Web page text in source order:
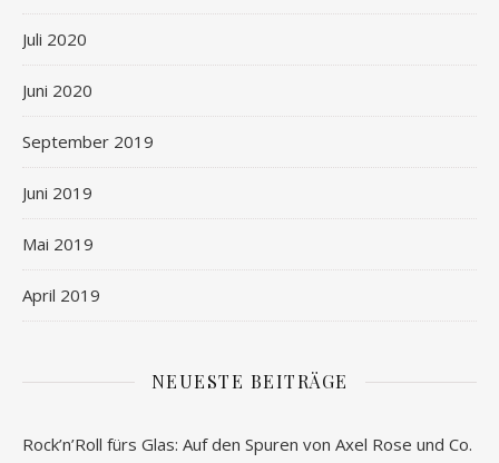
Juli 2020
Juni 2020
September 2019
Juni 2019
Mai 2019
April 2019
NEUESTE BEITRÄGE
Rock’n’Roll fürs Glas: Auf den Spuren von Axel Rose und Co.